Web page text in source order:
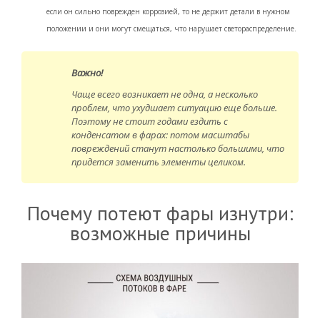
если он сильно поврежден коррозией, то не держит детали в нужном
положении и они могут смещаться, что нарушает светораспределение.
Важно!
Чаще всего возникает не одна, а несколько
проблем, что ухудшает ситуацию еще больше.
Поэтому не стоит годами ездить с
конденсатом в фарах: потом масштабы
повреждений станут настолько большими, что
придется заменить элементы целиком.
Почему потеют фары изнутри:
возможные причины